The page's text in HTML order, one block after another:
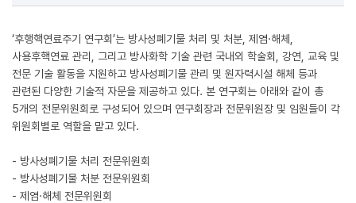
‘후행핵연료주기 연구회’는 방사성폐기물 처리 및 처분, 제염·해체,
사용후핵연료 관리, 그리고 방사화학 기술 관련 국내외 학술회, 강연, 교육 및
전문 기술 활동을 지원하고 방사성폐기물 관리 및 원자력시설 해체 등과
관련된 다양한 기술적 자문을 제공하고 있다. 본 연구회는 아래와 같이 총
5개의 전문위원회로 구성되어 있으며 연구회장과 전문위원장 및 임원들이 각
위원회별로 역할을 맡고 있다.
- 방사성폐기물 처리 전문위원회
- 방사성폐기물 처분 전문위원회
- 제염·해체 전문위원회